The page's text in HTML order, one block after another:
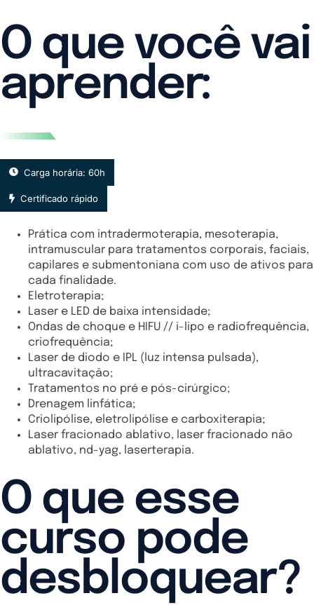
O que você vai
aprender:
Carga horária: 60h
Certificado rápido
Prática com intradermoterapia, mesoterapia,
intramuscular para tratamentos corporais, faciais,
capilares e submentoniana com uso de ativos para
cada finalidade.
Eletroterapia;
Laser e LED de baixa intensidade;
Ondas de choque e HIFU // i-lipo e radiofrequência,
criofrequência;
Laser de diodo e IPL (luz intensa pulsada),
ultracavitação;
Tratamentos no pré e pós-cirúrgico;
Drenagem linfática;
Criolipólise, eletrolipólise e carboxiterapia;
Laser fracionado ablativo, laser fracionado não
ablativo, nd-yag, laserterapia.
O que esse
curso pode
desbloquear?